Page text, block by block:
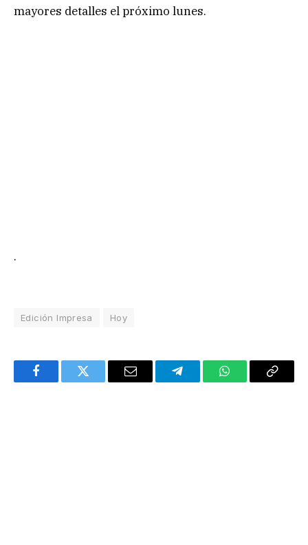
mayores detalles el próximo lunes.
.
Edición Impresa Hoy
FacebookTwitter Email TelegramWhatsAppCopy